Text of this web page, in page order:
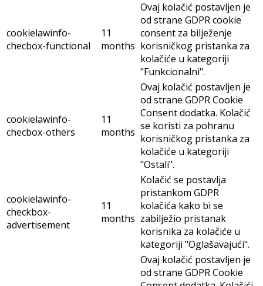
cookielawinfo-
checbox-functional
11
months
Ovaj kolačić postavljen je
od strane GDPR cookie
consent za bilježenje
korisničkog pristanka za
kolačiće u kategoriji
"Funkcionalni".
cookielawinfo-
checbox-others
11
months
Ovaj kolačić postavljen je
od strane GDPR Cookie
Consent dodatka. Kolačić
se koristi za pohranu
korisničkog pristanka za
kolačiće u kategoriji
"Ostali".
cookielawinfo-
checkbox-
advertisement
11
months
Kolačić se postavlja
pristankom GDPR
kolačića kako bi se
zabilježio pristanak
korisnika za kolačiće u
kategoriji "Oglašavajući".
Ovaj kolačić postavljen je
od strane GDPR Cookie